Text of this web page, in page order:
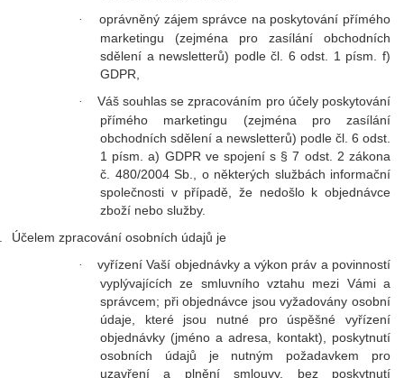
·
oprávněný zájem správce na poskytování přímého
marketingu (zejména pro zasílání obchodních
sdělení a newsletterů) podle čl. 6 odst. 1 písm. f)
GDPR,
·
Váš souhlas se zpracováním pro účely poskytování
přímého marketingu (zejména pro zasílání
obchodních sdělení a newsletterů) podle čl. 6 odst.
1 písm. a) GDPR ve spojení s § 7 odst. 2 zákona
č. 480/2004 Sb., o některých službách informační
společnosti v případě, že nedošlo k objednávce
zboží nebo služby.
Účelem zpracování osobních údajů je
·
vyřízení Vaší objednávky a výkon práv a povinností
vyplývajících ze smluvního vztahu mezi Vámi a
správcem; při objednávce jsou vyžadovány osobní
údaje, které jsou nutné pro úspěšné vyřízení
objednávky (jméno a adresa, kontakt), poskytnutí
osobních údajů je nutným požadavkem pro
uzavření a plnění smlouvy, bez poskytnutí